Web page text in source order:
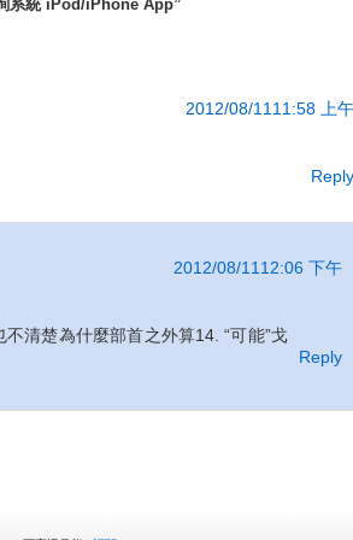
系統 iPod/iPhone App”
2012/08/1111:58 上午
Reply
2012/08/1112:06 下午
清楚為什麼部首之外算14. “可能”戈
Reply